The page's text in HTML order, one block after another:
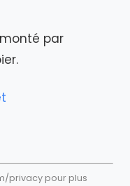
par
privacy pour plus